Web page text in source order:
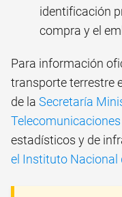
identificación
compra y el
Para información
transporte terrestre
de la Secretaría
estadísticos y de
el Instituto Nacional